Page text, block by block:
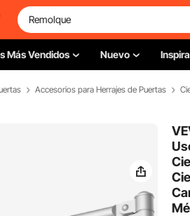
Más Vendidos Nuevo
Accesorios para Herrajes de Puertas